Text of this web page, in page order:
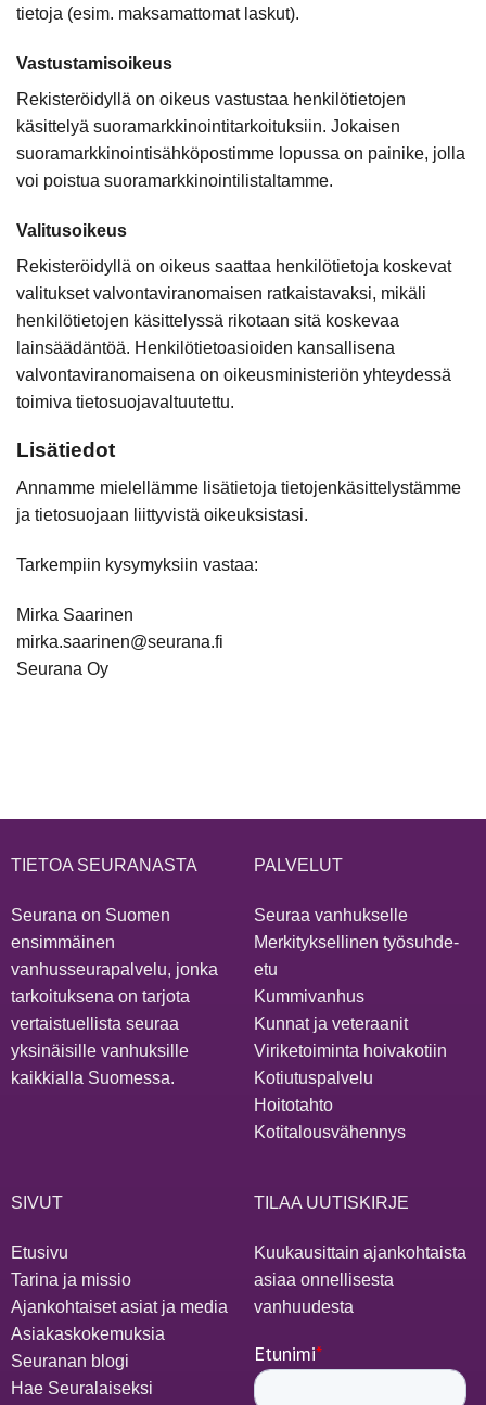
tietoja (esim. maksamattomat laskut).
Vastustamisoikeus
Rekisteröidyllä on oikeus vastustaa henkilötietojen
käsittelyä suoramarkkinointitarkoituksiin. Jokaisen
suoramarkkinointisähköpostimme lopussa on painike, jolla
voi poistua suoramarkkinointilistaltamme.
Valitusoikeus
Rekisteröidyllä on oikeus saattaa henkilötietoja koskevat
valitukset valvontaviranomaisen ratkaistavaksi, mikäli
henkilötietojen käsittelyssä rikotaan sitä koskevaa
lainsäädäntöä. Henkilötietoasioiden kansallisena
valvontaviranomaisena on oikeusministeriön yhteydessä
toimiva tietosuojavaltuutettu.
Lisätiedot
Annamme mielellämme lisätietoja tietojenkäsittelystämme
ja tietosuojaan liittyvistä oikeuksistasi.
Tarkempiin kysymyksiin vastaa:
Mirka Saarinen
mirka.saarinen@seurana.fi
Seurana Oy
TIETOA SEURANASTA
Seurana on Suomen
ensimmäinen
vanhusseurapalvelu, jonka
tarkoituksena on tarjota
vertaistuellista seuraa
yksinäisille vanhuksille
kaikkialla Suomessa.
PALVELUT
Seuraa vanhukselle
Merkityksellinen työsuhde-
etu
Kummivanhus
Kunnat ja veteraanit
Viriketoiminta hoivakotiin
Kotiutuspalvelu
Hoitotahto
Kotitalousvähennys
SIVUT
Etusivu
Tarina ja missio
Ajankohtaiset asiat ja media
Asiakaskokemuksia
Seuranan blogi
Hae Seuralaiseksi
TILAA UUTISKIRJE
Kuukausittain ajankohtaista
asiaa onnellisesta
vanhuudesta